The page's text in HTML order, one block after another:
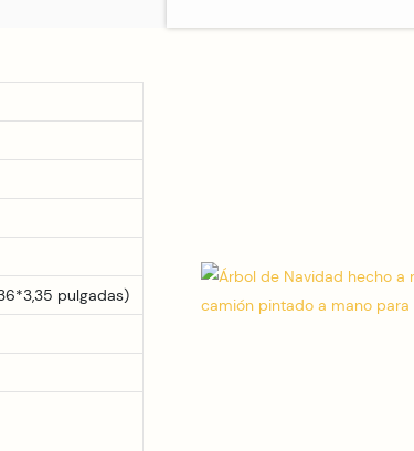
pulgadas)